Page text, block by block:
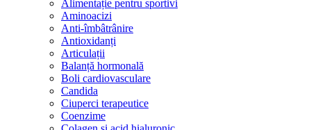
Alimentație pentru sportivi
Aminoacizi
Anti-îmbâtrânire
Antioxidanți
Articulații
Balanță hormonală
Boli cardiovasculare
Candida
Ciuperci terapeutice
Coenzime